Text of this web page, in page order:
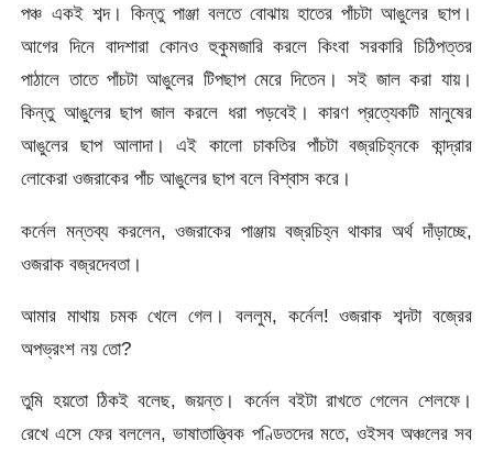
পঞ্চ একই শব্দ। কিন্তু পাঞ্জা বলতে বোঝায় হাতের পাঁচটা আঙুলের ছাপ।
আগের দিনে বাদশারা কোনও হুকুমজারি করলে কিংবা সরকারি চিঠিপত্তর
পাঠালে তাতে পাঁচটা আঙুলের টিপছাপ মেরে দিতেন। সই জাল করা যায়।
কিন্তু আঙুলের ছাপ জাল করলে ধরা পড়বেই। কারণ প্রত্যেকটি মানুষের
আঙুলের ছাপ আলাদা। এই কালো চাকতির পাঁচটা বজ্রচিহ্নকে কান্দ্রার
লোকেরা ওজরাকের পাঁচ আঙুলের ছাপ বলে বিশ্বাস করে।
কর্নেল মন্তব্য করলেন, ওজরাকের পাঞ্জায় বজ্রচিহ্ন থাকার অর্থ দাঁড়াচ্ছে,
ওজরাক বজ্রদেবতা।
আমার মাথায় চমক খেলে গেল। বললুম, কর্নেল! ওজরাক শব্দটা বজ্রের
অপভ্রংশ নয় তো?
তুমি হয়তো ঠিকই বলেছ, জয়ন্ত। কর্নেল বইটা রাখতে গেলেন শেলফে।
রেখে এসে ফের বললেন, ভাষাতাত্ত্বিক পণ্ডিতদের মতে, ওইসব অঞ্চলের সব